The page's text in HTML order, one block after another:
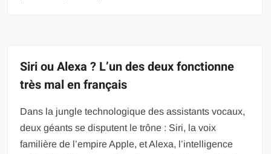
Siri ou Alexa ? L’un des deux fonctionne
très mal en français
Dans la jungle technologique des assistants vocaux,
deux géants se disputent le trône : Siri, la voix
familière de l’empire Apple, et Alexa, l’intelligence